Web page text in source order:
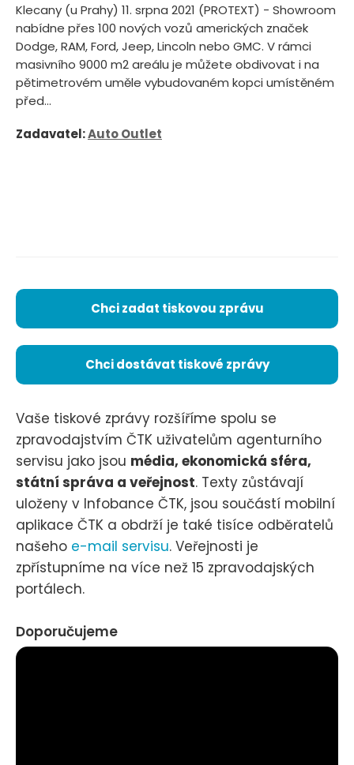
Klecany (u Prahy) 11. srpna 2021 (PROTEXT) - Showroom
nabídne přes 100 nových vozů amerických značek
Dodge, RAM, Ford, Jeep, Lincoln nebo GMC. V rámci
masivního 9000 m2 areálu je můžete obdivovat i na
pětimetrovém uměle vybudovaném kopci umístěném
před...
Zadavatel:Auto Outlet
Chci zadat tiskovou zprávu
Chci dostávat tiskové zprávy
Vaše tiskové zprávy rozšíříme spolu se
zpravodajstvím ČTK uživatelům agenturního
servisu jako jsou média, ekonomická sféra,
státní správa a veřejnost. Texty zůstávají
uloženy v Infobance ČTK, jsou součástí mobilní
aplikace ČTK a obdrží je také tisíce odběratelů
našeho e-mail servisu. Veřejnosti je
zpřístupníme na více než 15 zpravodajských
portálech.
Doporučujeme